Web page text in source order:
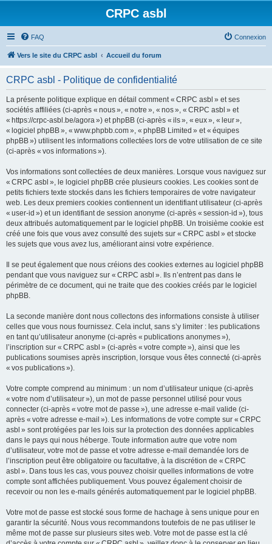
CRPC asbl
FAQ Connexion
Vers le site du CRPC asbl Accueil du forum
CRPC asbl - Politique de confidentialité
La présente politique explique en détail comment « CRPC asbl » et ses
sociétés affiliées (ci-après « nous », « notre », « nos », « CRPC asbl » et
« https://crpc-asbl.be/agora ») et phpBB (ci-après « ils », « eux », « leur »,
« logiciel phpBB », « www.phpbb.com », « phpBB Limited » et « équipes
phpBB ») utilisent les informations collectées lors de votre utilisation de ce site
(ci-après « vos informations »).
Vos informations sont collectées de deux manières. Lorsque vous naviguez sur
« CRPC asbl », le logiciel phpBB crée plusieurs cookies. Les cookies sont de
petits fichiers texte stockés dans les fichiers temporaires de votre navigateur
web. Les deux premiers cookies contiennent un identifiant utilisateur (ci-après
« user-id ») et un identifiant de session anonyme (ci-après « session-id »), tous
deux attribués automatiquement par le logiciel phpBB. Un troisième cookie est
créé une fois que vous avez consulté des sujets sur « CRPC asbl » et stocke
les sujets que vous avez lus, améliorant ainsi votre expérience.
Il se peut également que nous créions des cookies externes au logiciel phpBB
pendant que vous naviguez sur « CRPC asbl ». Ils n’entrent pas dans le
périmètre de ce document, qui ne traite que des cookies créés par le logiciel
phpBB.
La seconde manière dont nous collectons des informations consiste à utiliser
celles que vous nous fournissez. Cela inclut, sans s’y limiter : les publications
en tant qu’utilisateur anonyme (ci-après « publications anonymes »),
l’inscription sur « CRPC asbl » (ci-après « votre compte »), ainsi que les
publications soumises après inscription, lorsque vous êtes connecté (ci-après
« vos publications »).
Votre compte comprend au minimum : un nom d’utilisateur unique (ci-après
« votre nom d’utilisateur »), un mot de passe personnel utilisé pour vous
connecter (ci-après « votre mot de passe »), une adresse e-mail valide (ci-
après « votre adresse e-mail »). Les informations de votre compte sur « CRPC
asbl » sont protégées par les lois sur la protection des données applicables
dans le pays qui nous héberge. Toute information autre que votre nom
d’utilisateur, votre mot de passe et votre adresse e-mail demandée lors de
l’inscription peut être obligatoire ou facultative, à la discrétion de « CRPC
asbl ». Dans tous les cas, vous pouvez choisir quelles informations de votre
compte sont affichées publiquement. Vous pouvez également choisir de
recevoir ou non les e-mails générés automatiquement par le logiciel phpBB.
Votre mot de passe est stocké sous forme de hachage à sens unique pour en
garantir la sécurité. Nous vous recommandons toutefois de ne pas utiliser le
même mot de passe sur plusieurs sites web. Votre mot de passe est la clé